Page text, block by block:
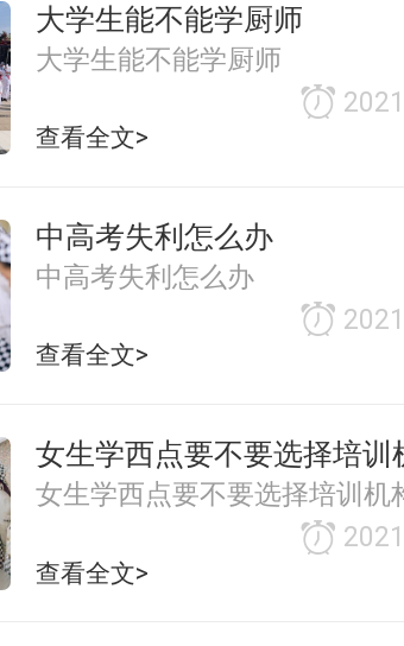
大学生能不能学厨师
大学生能不能学厨师
查看全文>
中高考失利怎么办
中高考失利怎么办
查看全文>
女生学西点要不要选择培训
女生学西点要不要选择培训机
查看全文>